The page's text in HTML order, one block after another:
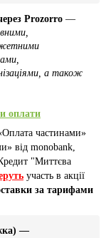
Prozorro —
а також
оплати
частинами»
від monobank,
"Миттєва
участь в акції
за тарифами
—